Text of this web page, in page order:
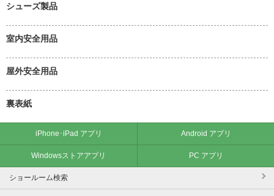
シューズ製品
室内安全用品
屋外安全用品
裏表紙
iPhone･iPad アプリ Android アプリ
Windowsストアアプリ PC アプリ
ショールーム検索